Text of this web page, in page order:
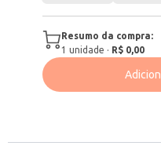
Resumo da compra:
1 unidade · R$ 0,00